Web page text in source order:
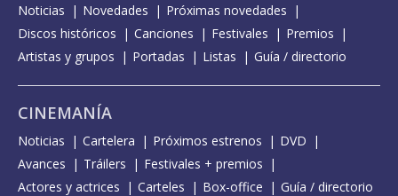
Noticias Novedades
Próximas novedades
Discos históricos
Canciones Festivales
Premios
Artistas y grupos
Portadas Listas Guía / directorio
CINEMANÍA
Noticias Cartelera Próximos estrenos
DVD
Avances
Tráilers
Festivales + premios
Actores y actrices
Carteles Box-office Guía / directorio